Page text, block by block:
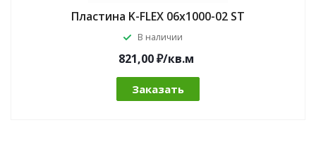
Пластина K-FLEX 06x1000-02 ST
В наличии
821,00 ₽/кв.м
Заказать